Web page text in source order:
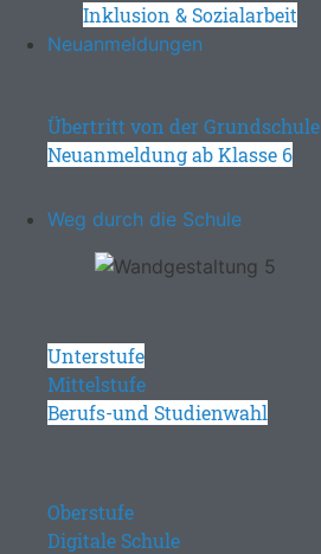
Inklusion & Sozialarbeit
Neuanmeldungen
Übertritt von der Grundschule
Neuanmeldung ab Klasse 6
Weg durch die Schule
Unterstufe
Mittelstufe
Berufs-und Studienwahl
Oberstufe
Digitale Schule